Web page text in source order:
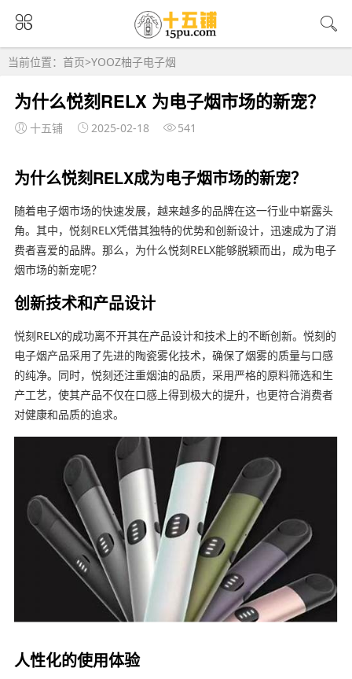
当前位置： 首页>YOOZ柚子电子烟
为什么悦刻RELX 为电子烟市场的新宠？
十五铺 2025-02-18 541
为什么悦刻RELX成为电子烟市场的新宠？
随着电子烟市场的快速发展，越来越多的品牌在这一行业中崭露头
角。其中，悦刻RELX凭借其独特的优势和创新设计，迅速成为了消
费者喜爱的品牌。那么，为什么悦刻RELX能够脱颖而出，成为电子
烟市场的新宠呢？
创新技术和产品设计
悦刻RELX的成功离不开其在产品设计和技术上的不断创新。悦刻的
电子烟产品采用了先进的陶瓷雾化技术，确保了烟雾的质量与口感
的纯净。同时，悦刻还注重烟油的品质，采用严格的原料筛选和生
产工艺，使其产品不仅在口感上得到极大的提升，也更符合消费者
对健康和品质的追求。
人性化的使用体验